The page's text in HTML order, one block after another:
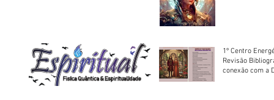
1º Centro
Revisão
conexão com a